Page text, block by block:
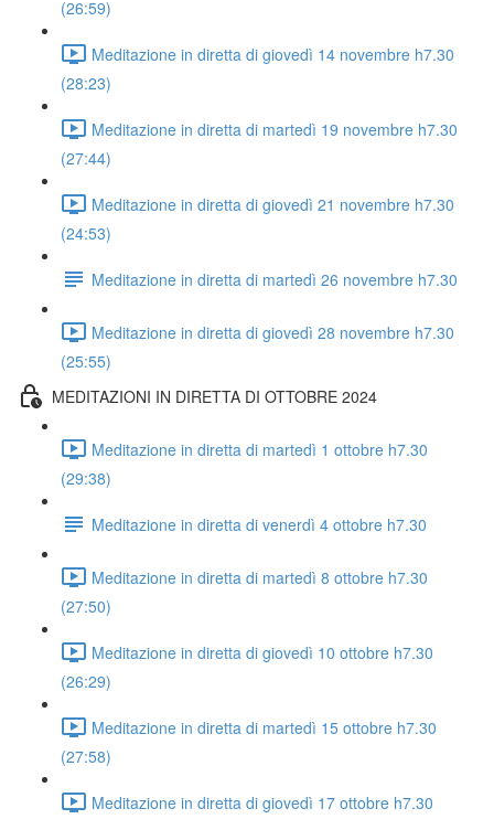
(26:59)
Meditazione in diretta di giovedì 14 novembre h7.30
(28:23)
Meditazione in diretta di martedì 19 novembre h7.30
(27:44)
Meditazione in diretta di giovedì 21 novembre h7.30
(24:53)
Meditazione in diretta di martedì 26 novembre h7.30
Meditazione in diretta di giovedì 28 novembre h7.30
(25:55)
MEDITAZIONI IN DIRETTA DI OTTOBRE 2024
Meditazione in diretta di martedì 1 ottobre h7.30
(29:38)
Meditazione in diretta di venerdì 4 ottobre h7.30
Meditazione in diretta di martedì 8 ottobre h7.30
(27:50)
Meditazione in diretta di giovedì 10 ottobre h7.30
(26:29)
Meditazione in diretta di martedì 15 ottobre h7.30
(27:58)
Meditazione in diretta di giovedì 17 ottobre h7.30